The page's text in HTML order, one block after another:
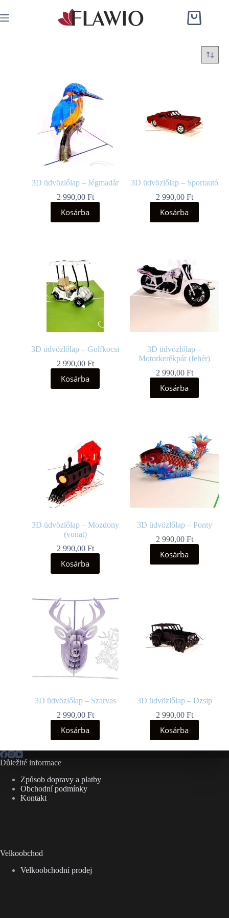
3D üdvözlőlap – Jégmadár
2 990,00 Ft
Kosárba
3D üdvözlőlap – Sportautó
2 990,00 Ft
Kosárba
3D üdvözlőlap – Golfkocsi
2 990,00 Ft
Kosárba
3D üdvözlőlap –
Motorkerékpár (fehér)
2 990,00 Ft
Kosárba
3D üdvözlőlap – Mozdony
(vonat)
2 990,00 Ft
Kosárba
3D üdvözlőlap – Ponty
2 990,00 Ft
Kosárba
3D üdvözlőlap – Szarvas
2 990,00 Ft
Kosárba
3D üdvözlőlap – Dzsip
2 990,00 Ft
Kosárba
Důležité informace
Způsob dopravy a platby
Obchodní podmínky
Kontakt
Velkoobchod
Velkoobchodní prodej